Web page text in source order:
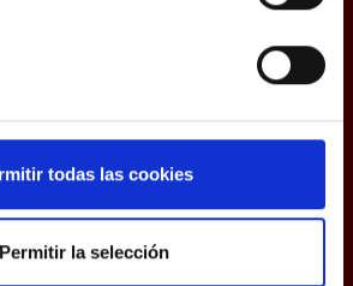
todas las cookies
Permitir la selección
Carlos I Rey de España, 27